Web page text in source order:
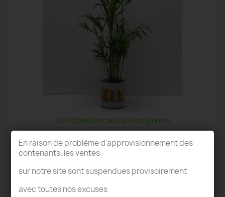
Des idées de cadeaux originales
En raison de problème d'approvisionnement des
contenants, les ventes
sur notre site sont suspendues provisoirement
avec toutes nos excuses